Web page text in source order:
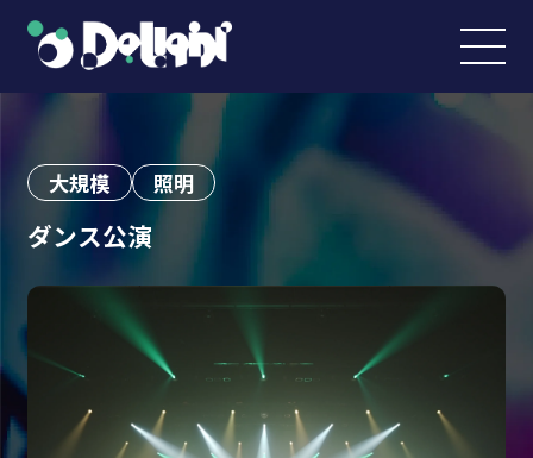
大規模 照明
ダンス公演